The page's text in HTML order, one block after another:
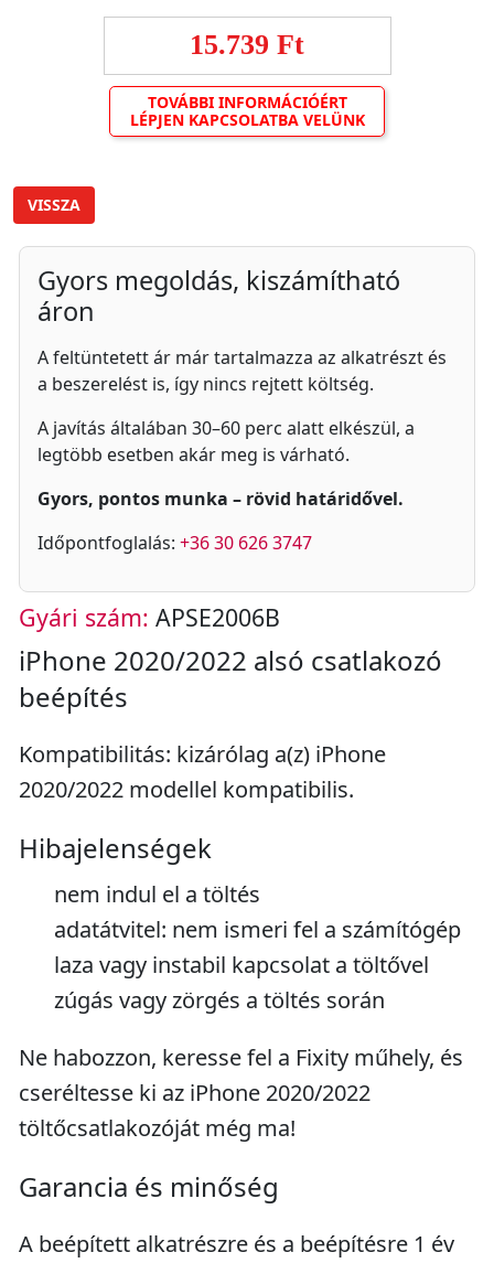
15.739 Ft
TOVÁBBI INFORMÁCIÓÉRT
LÉPJEN KAPCSOLATBA VELÜNK
VISSZA
Gyors megoldás, kiszámítható
áron
A feltüntetett ár már tartalmazza az alkatrészt és
a beszerelést is, így nincs rejtett költség.
A javítás általában 30–60 perc alatt elkészül, a
legtöbb esetben akár meg is várható.
Gyors, pontos munka – rövid határidővel.
Időpontfoglalás: +36 30 626 3747
Gyári szám: APSE2006B
iPhone 2020/2022 alsó csatlakozó
beépítés
Kompatibilitás: kizárólag a(z) iPhone
2020/2022 modellel kompatibilis.
Hibajelenségek
nem indul el a töltés
adatátvitel: nem ismeri fel a számítógép
laza vagy instabil kapcsolat a töltővel
zúgás vagy zörgés a töltés során
Ne habozzon, keresse fel a Fixity műhely, és
cseréltesse ki az iPhone 2020/2022
töltőcsatlakozóját még ma!
Garancia és minőség
A beépített alkatrészre és a beépítésre 1 év